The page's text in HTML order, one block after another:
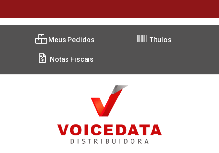
Meus Pedidos Títulos
Notas Fiscais